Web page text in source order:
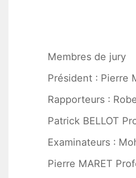
Membres de jury
Président : Pierre
Rapporteurs :
Patrick BELLOT
Examinateurs :
Pierre MARET